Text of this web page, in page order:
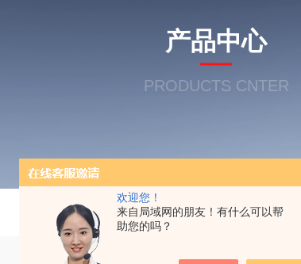
欢迎您！
来自局域网的朋友！有什么可以帮
助您的吗？
产品中心
PRODUCTS CNTER
当前位置：首页 产品